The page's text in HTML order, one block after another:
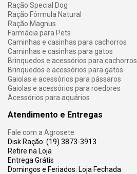
Ração Special Dog
Ração Fórmula Natural
Ração Magnus
Farmácia para Pets
Caminhas e casinhas para cachorros
Caminhas e casinhas para gatos
Brinquedos e acessórios para cachorros
Brinquedos e acessórios para gatos
Gaiolas e acessórios para pássaros
Gaiolas e acessórios para roedores
Acessórios para aquários
Atendimento e Entregas
Fale com a Agrosete
Disk Ração: (19) 3873-3913
Retire na Loja
Entrega Grátis
Domingos e Feriados: Loja Fechada